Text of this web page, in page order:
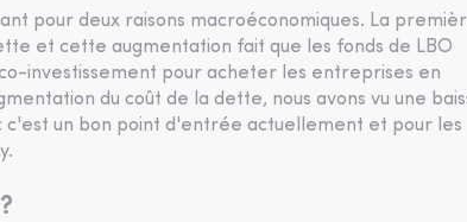
pour deux raisons macroéconomiques. La
et cette augmentation fait que les fonds de LBO
investissement pour acheter les entreprises en
du coût de la dette, nous avons vu une
un bon point d'entrée actuellement et pour les